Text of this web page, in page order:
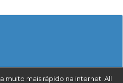
muito mais rápido na internet. All